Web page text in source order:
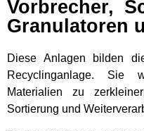
Vorbrecher,
Granulatoren
Diese Anlagen bilden
Recyclinganlage. Sie
Materialien zu
Sortierung und